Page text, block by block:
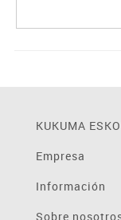
KUKUMA
Empresa
Información
Sobre